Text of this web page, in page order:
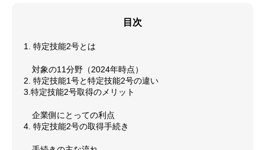
目次
1. 特定技能2号とは
対象の11分野（2024年時点）
2. 特定技能1号と特定技能2号の違い
3.特定技能2号取得のメリット
企業側にとっての利点
4. 特定技能2号の取得手続き